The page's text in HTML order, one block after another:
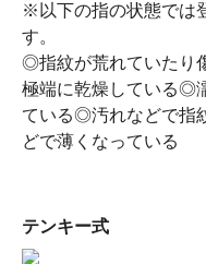
※以下の指の状態では
す。
◎指紋が荒れていたり
極端に乾燥している◎
ている◎汚れなどで指
どで薄くなっている
テンキー式